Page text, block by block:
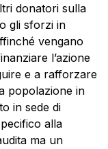
donatori sulla
gli sforzi in
vengano
l’azione
e a rafforzare
popolazione in
in sede di
alla
ma un